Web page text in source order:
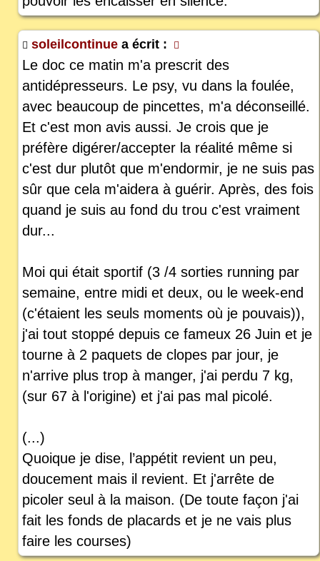
soleilcontinue a écrit :
Le doc ce matin m'a prescrit des
antidépresseurs. Le psy, vu dans la foulée,
avec beaucoup de pincettes, m'a déconseillé.
Et c'est mon avis aussi. Je crois que je
préfère digérer/accepter la réalité même si
c'est dur plutôt que m'endormir, je ne suis pas
sûr que cela m'aidera à guérir. Après, des fois
quand je suis au fond du trou c'est vraiment
dur...
Moi qui était sportif (3 /4 sorties running par
semaine, entre midi et deux, ou le week-end
(c'étaient les seuls moments où je pouvais)),
j'ai tout stoppé depuis ce fameux 26 Juin et je
tourne à 2 paquets de clopes par jour, je
n'arrive plus trop à manger, j'ai perdu 7 kg,
(sur 67 à l'origine) et j'ai pas mal picolé.
(...)
Quoique je dise, l’appétit revient un peu,
doucement mais il revient. Et j'arrête de
picoler seul à la maison. (De toute façon j'ai
fait les fonds de placards et je ne vais plus
faire les courses)